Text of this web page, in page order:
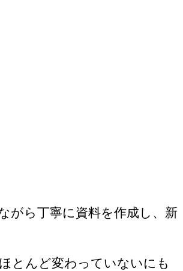
がら丁寧に資料を作成し、新
とんど変わっていないにも